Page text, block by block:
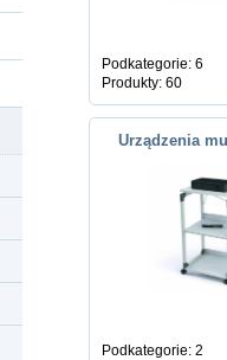
Podkategorie: 6
Produkty: 60
Urządzenia
Podkategorie: 2